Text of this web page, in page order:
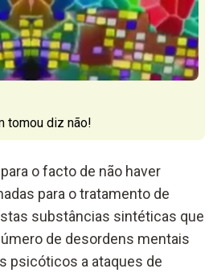
tomou diz não!
o facto de não haver
para o tratamento de
substâncias sintéticas que
de desordens mentais
psicóticos a ataques de